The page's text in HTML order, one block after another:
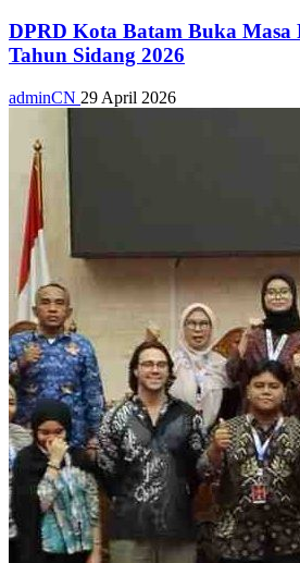
DPRD Kota Batam Buka Masa
Tahun Sidang 2026
adminCN 29 April 2026